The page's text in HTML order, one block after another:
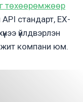
төхөөрөмжөөр
стандарт, ЕХ-
үйлдвэрлэн
компани юм.